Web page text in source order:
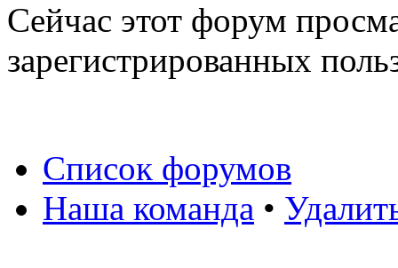
Сейчас этот форум
зарегистрированных
Список форумов
Наша команда •